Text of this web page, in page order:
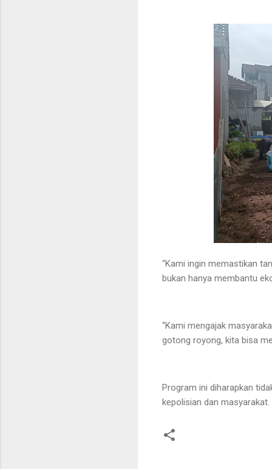
“Kami ingin memastikan
bukan hanya membantu
“Kami mengajak
gotong royong, kita bisa
Program ini diharapkan
kepolisian dan masyarakat.